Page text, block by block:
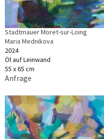
Stadtmauer Moret-sur-Loing
Maria Mednikova
2024
Öl auf Leinwand
55 x 65 cm
Anfrage